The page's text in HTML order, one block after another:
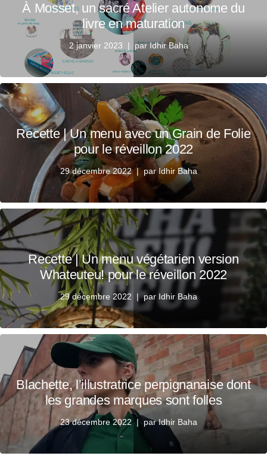
À Mosset, un sacré Atelier autonome du
livre en maturation
2 janvier 2023 parIdhir Baha
Recette | Un menu avec un Grain de Folie
pour le réveillon 2022
29 décembre 2022 parIdhir Baha
Recette | Un menu végétarien version
Whateuteu! pour le réveillon 2022
29 décembre 2022 par Idhir Baha
Blachette, l’illustratrice perpignanaise dont
les grandes marques sont folles
23 décembre 2022 parIdhir Baha